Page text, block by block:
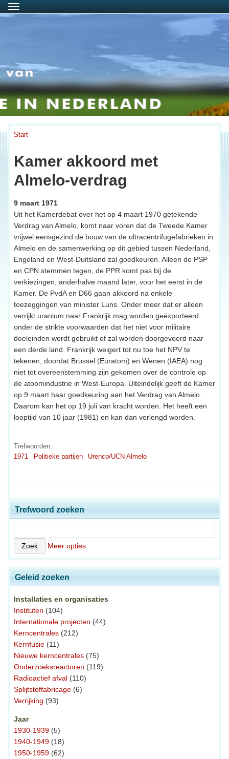
Menu
Start
Kamer akkoord met
Almelo-verdrag
9 maart 1971
Uit het Kamerdebat over het op 4 maart 1970 getekende
Verdrag van Almelo, komt naar voren dat de Tweede Kamer
vrijwel eensgezind de bouw van de ultracentrifugefabrieken in
Almelo en de samenwerking op dit gebied tussen Nederland,
Engeland en West-Duitsland zal goedkeuren. Alleen de PSP
en CPN stemmen tegen, de PPR komt pas bij de
verkiezingen, anderhalve maand later, voor het eerst in de
Kamer. De PvdA en D66 gaan akkoord na enkele
toezeggingen van minister Luns. Onder meer dat er alleen
verrijkt uranium naar Frankrijk mag worden geëxporteerd
onder de strikte voorwaarden dat het niet voor militaire
doeleinden wordt gebruikt of zal worden doorgevoerd naar
een derde land. Frankrijk weigert tot nu toe het NPV te
tekenen, doordat Brussel (Euratom) en Wenen (IAEA) nog
niet tot overeenstemming zijn gekomen over de controle op
de atoomindustrie in West-Europa. Uiteindelijk geeft de Kamer
op 9 maart haar goedkeuring aan het Verdrag van Almelo.
Daarom kan het op 19 juli van kracht worden. Het heeft een
looptijd van 10 jaar (1981) en kan dan verlengd worden.
Trefwoorden:
1971
Politieke partijen Urenco/UCN Almelo
Trefwoord zoeken
Meer opties
Geleid zoeken
Installaties en organisaties
Instituten (104)
Internationale projecten (44)
Kerncentrales (212)
Kernfusie (11)
Nieuwe kerncentrales (75)
Onderzoeksreactoren (119)
Radioactief afval (110)
Splijtstoffabricage (6)
Verrijking (93)
Jaar
1930-1939 (5)
1940-1949 (18)
1950-1959 (62)